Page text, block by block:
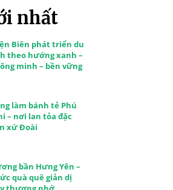
nhất
Biên phát triển du
theo hướng xanh –
minh – bền vững
làm bánh tẻ Phú
– nơi lan tỏa đặc
xứ Đoài
bần Hưng Yên –
quà quê giản dị